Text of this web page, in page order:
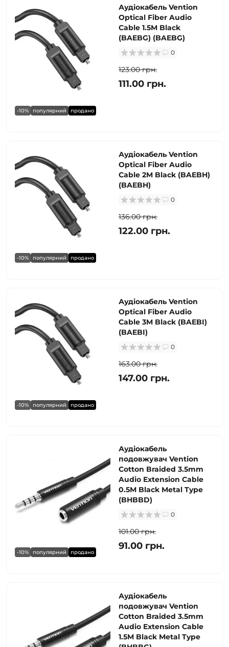
-10% популярний продано
Аудіокабель Vention
Optical Fiber Audio
Cable 1.5M Black
(BAEBG) (BAEBG)
0
123.00 грн.
111.00 грн.
-10% популярний продано
Аудіокабель Vention
Optical Fiber Audio
Cable 2M Black (BAEBH)
(BAEBH)
0
136.00 грн.
122.00 грн.
-10% популярний продано
Аудіокабель Vention
Optical Fiber Audio
Cable 3M Black (BAEBI)
(BAEBI)
0
163.00 грн.
147.00 грн.
-10% популярний продано
Аудіокабель
подовжувач Vention
Cotton Braided 3.5mm
Audio Extension Cable
0.5M Black Metal Type
(BHBBD)
0
101.00 грн.
91.00 грн.
Аудіокабель
подовжувач Vention
Cotton Braided 3.5mm
Audio Extension Cable
1.5M Black Metal Type